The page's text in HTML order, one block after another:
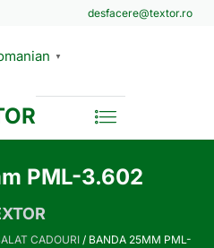
desfacere@textor.ro
▼
PML-3.602
CADOURI / BANDA 25MM PML-